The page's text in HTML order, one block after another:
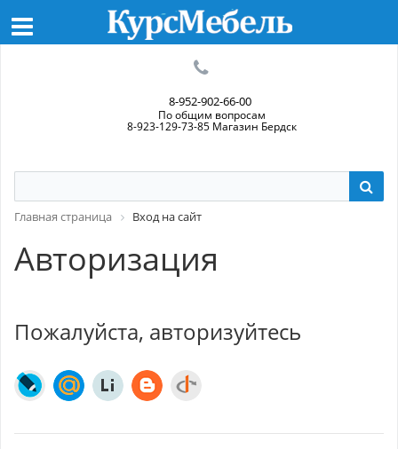
8-952-902-66-00
По общим вопросам
8-923-129-73-85 Магазин Бердск
Главная страница Вход на сайт
Авторизация
Пожалуйста, авторизуйтесь